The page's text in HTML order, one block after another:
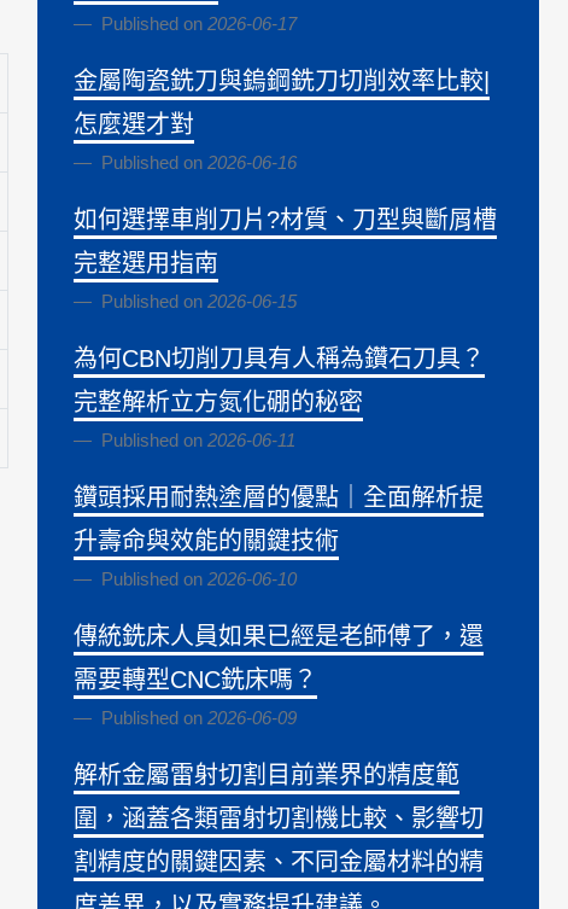
Published on 2026-06-17
金屬陶瓷銑刀與鎢鋼銑刀切削效率比較|
怎麼選才對
Published on 2026-06-16
如何選擇車削刀片?材質、刀型與斷屑槽
完整選用指南
Published on 2026-06-15
為何CBN切削刀具有人稱為鑽石刀具？
完整解析立方氮化硼的秘密
Published on 2026-06-11
鑽頭採用耐熱塗層的優點｜全面解析提
升壽命與效能的關鍵技術
Published on 2026-06-10
傳統銑床人員如果已經是老師傅了，還
需要轉型CNC銑床嗎？
Published on 2026-06-09
解析金屬雷射切割目前業界的精度範
圍，涵蓋各類雷射切割機比較、影響切
割精度的關鍵因素、不同金屬材料的精